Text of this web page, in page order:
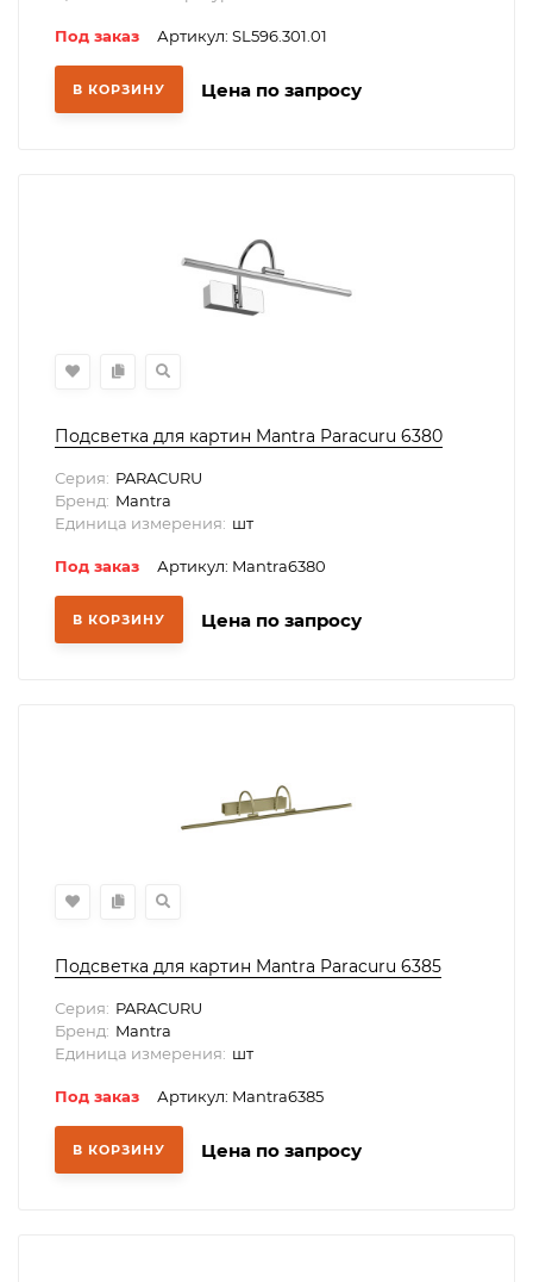
Под заказ Артикул: SL596.301.01
В КОРЗИНУ Цена по запросу
Подсветка для картин Mantra Paracuru 6380
Серия: PARACURU
Бренд: Mantra
Единица измерения: шт
Под заказ Артикул: Mantra6380
В КОРЗИНУ Цена по запросу
Подсветка для картин Mantra Paracuru 6385
Серия: PARACURU
Бренд: Mantra
Единица измерения: шт
Под заказ Артикул: Mantra6385
В КОРЗИНУ Цена по запросу